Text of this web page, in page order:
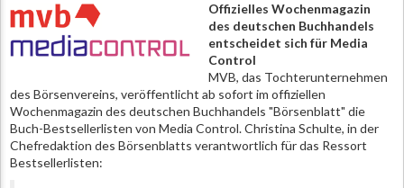
Offizielles Wochenmagazin
des deutschen Buchhandels
entscheidet sich für Media
Control
MVB, das Tochterunternehmen
des Börsenvereins, veröffentlicht ab sofort im offiziellen
Wochenmagazin des deutschen Buchhandels "Börsenblatt" die
Buch-Bestsellerlisten von Media Control. Christina Schulte, in der
Chefredaktion des Börsenblatts verantwortlich für das Ressort
Bestsellerlisten: